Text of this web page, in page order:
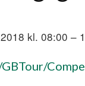
kl. 08:00 –